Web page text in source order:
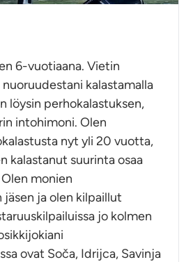
6-vuotiaana. Vietin
kalastamalla
löysin perhokalastuksen,
intohimoni. Olen
nyt yli 20 vuotta,
kalastanut suurinta osaa
monien
jäsen ja olen kilpaillut
jo kolmen
ovat Soča, Idrijca, Savinja